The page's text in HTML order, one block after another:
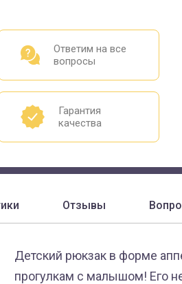
Ответим на все
вопросы
Гарантия
качества
Отзывы
Детский рюкзак в форме
прогулкам с малышом! Его